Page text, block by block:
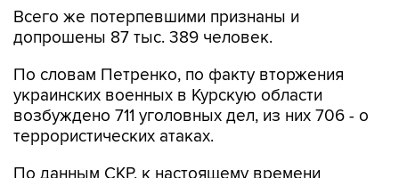
Всего же потерпевшими признаны и
допрошены 87 тыс. 389 человек.
По словам Петренко, по факту вторжения
украинских военных в Курскую области
возбуждено 711 уголовных дел, из них 706 - о
террористических атаках.